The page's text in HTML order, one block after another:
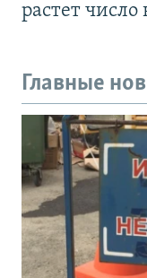
растет
Главные